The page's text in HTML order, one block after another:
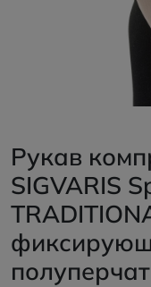
Рукав
SIGVARIS